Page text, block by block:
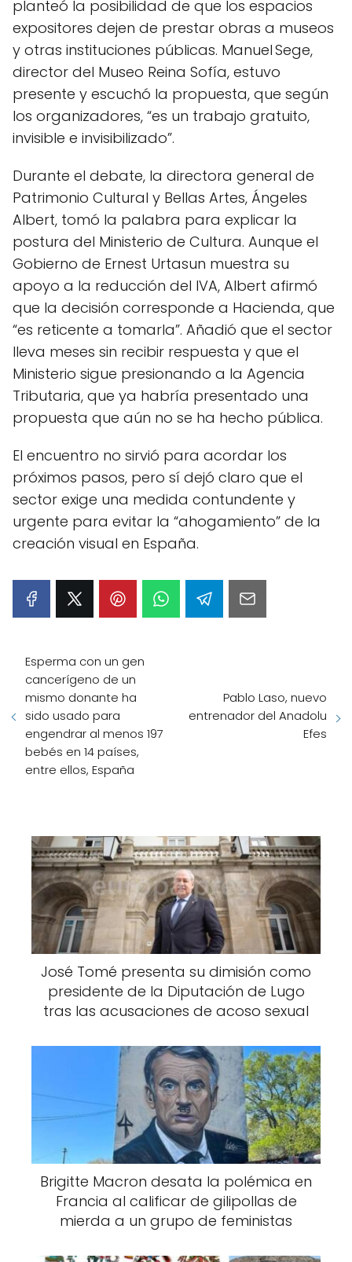
planteó la posibilidad de que los espacios
expositores dejen de prestar obras a museos
y otras instituciones públicas. Manuel Sege,
director del Museo Reina Sofía, estuvo
presente y escuchó la propuesta, que según
los organizadores, “es un trabajo gratuito,
invisible e invisibilizado”.
Durante el debate, la directora general de
Patrimonio Cultural y Bellas Artes, Ángeles
Albert, tomó la palabra para explicar la
postura del Ministerio de Cultura. Aunque el
Gobierno de Ernest Urtasun muestra su
apoyo a la reducción del IVA, Albert afirmó
que la decisión corresponde a Hacienda, que
“es reticente a tomarla”. Añadió que el sector
lleva meses sin recibir respuesta y que el
Ministerio sigue presionando a la Agencia
Tributaria, que ya habría presentado una
propuesta que aún no se ha hecho pública.
El encuentro no sirvió para acordar los
próximos pasos, pero sí dejó claro que el
sector exige una medida contundente y
urgente para evitar la “ahogamiento” de la
creación visual en España.
Esperma con un gen
cancerígeno de un
mismo donante ha
sido usado para
engendrar al menos 197
bebés en 14 países,
entre ellos, España
Pablo Laso, nuevo
entrenador del Anadolu
Efes
José Tomé presenta su dimisión como
presidente de la Diputación de Lugo
tras las acusaciones de acoso sexual
Brigitte Macron desata la polémica en
Francia al calificar de gilipollas de
mierda a un grupo de feministas